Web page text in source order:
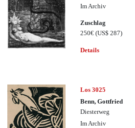
Im Archiv
Zuschlag
250€(US$ 287)
Details
Los 3025
Benn, Gottfried
Diesterweg
Im Archiv